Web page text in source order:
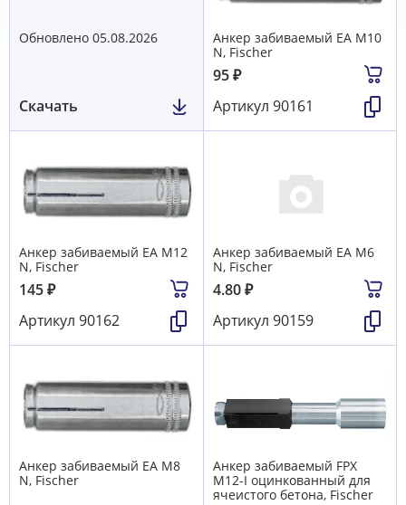
Обновлено 05.08.2026
Скачать
Анкер забиваемый EA M10
N, Fischer
95₽
Артикул 90161
Анкер забиваемый EA M12
N, Fischer
145₽
Артикул 90162
Анкер забиваемый EA M6
N, Fischer
4.80₽
Артикул 90159
Анкер забиваемый EA M8
N, Fischer
Анкер забиваемый FPX
M12-I оцинкованный для
ячеистого бетона, Fischer